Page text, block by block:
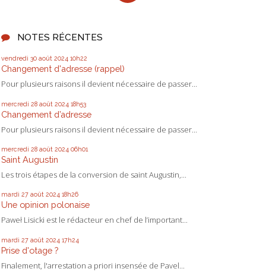
NOTES RÉCENTES
vendredi 30 août 2024 10h22
Changement d'adresse (rappel)
Pour plusieurs raisons il devient nécessaire de passer...
mercredi 28 août 2024 18h53
Changement d’adresse
Pour plusieurs raisons il devient nécessaire de passer...
mercredi 28 août 2024 06h01
Saint Augustin
Les trois étapes de la conversion de saint Augustin,...
mardi 27 août 2024 18h26
Une opinion polonaise
Paweł Lisicki est le rédacteur en chef de l’important...
mardi 27 août 2024 17h24
Prise d'otage ?
Finalement, l'arrestation a priori insensée de Pavel...